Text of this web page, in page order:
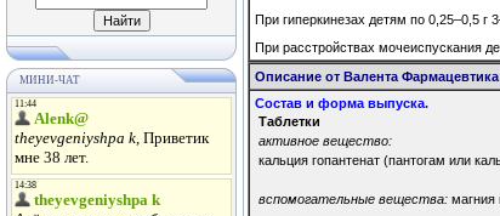
МИНИ-ЧАТ
При гиперкинезах детям по 0,25–0,5 г
При расстройствах мочеиспускания
Описание от Валента
Состав и форма выпуска.
Таблетки
активное вещество:
кальция гопантенат (пантогам или
вспомогательные вещества: магния